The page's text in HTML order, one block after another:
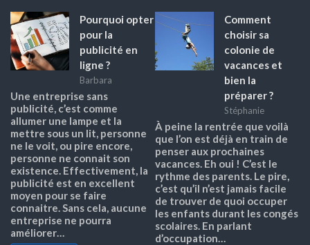
Pourquoi opter
pour la
publicité en
ligne ?
Barbara
Une entreprise sans
publicité, c’est comme
allumer une lampe et la
mettre sous un lit, personne
ne le voit, ou pire encore,
personne ne connait son
existence. Effectivement, la
publicité est en excellent
moyen pour se faire
connaitre. Sans cela, aucune
entreprise ne pourra
améliorer…
Comment
choisir sa
colonie de
vacances et
bien la
préparer ?
Stéphanie
À peine la rentrée que voilà
que l’on est déjà en train de
penser aux prochaines
vacances. Eh oui ! C’est le
rythme des parents. Le pire,
c’est qu’il n’est jamais facile
de trouver de quoi occuper
les enfants durant les congés
scolaires. En parlant
d’occupation…